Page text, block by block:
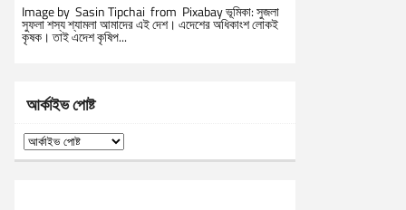
Image by Sasin Tipchai from Pixabay ভূমিকা: সুজলা
সুফলা শস্য শ্যামলা আমাদের এই দেশ। এদেশের অধিকাংশ লোকই
কৃষক। তাই এদেশ কৃষিপ...
আর্কাইভ পোষ্ট